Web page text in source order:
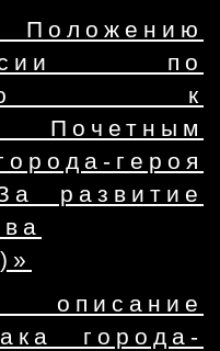
Положению
по
к
Почетным
героя
развитие
города-